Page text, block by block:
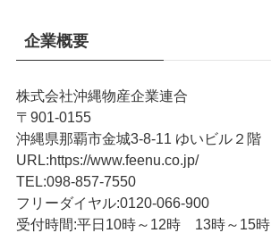
企業概要
株式会社沖縄物産企業連合
〒901-0155
沖縄県那覇市金城3-8-11 ゆいビル２階
URL:https://www.feenu.co.jp/
TEL:098-857-7550
フリーダイヤル:0120-066-900
受付時間:平日10時～12時 13時～15時